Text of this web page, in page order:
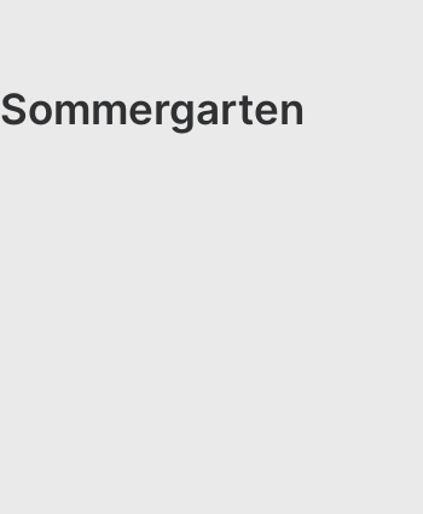
Sommergarten